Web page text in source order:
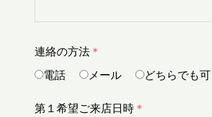
連絡の方法 ＊
電話
メール どちらでも可
第１希望ご来店日時 ＊